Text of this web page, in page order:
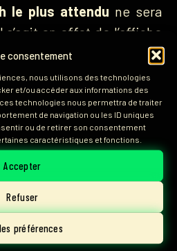
consentement
nous utilisons des technologies
et/ou accéder aux informations des
technologies nous permettra de traiter
de navigation ou les ID uniques
ou de retirer son consentement
caractéristiques et fonctions.
Accepter
Refuser
préférences
le plus attendu ne sera
en effet de l’affiche
Corp contre son
Karmine Corp Blue.
dans l’Histoire
League of Legends.